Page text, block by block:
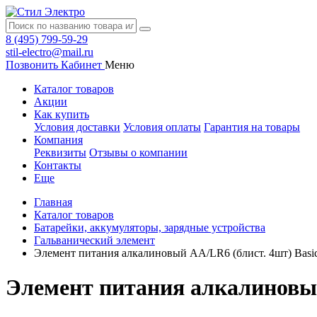
8 (495) 799-59-29
stil-electro@mail.ru
Позвонить Кабинет Меню
Каталог товаров
Акции
Как купить
Условия доставки Условия оплаты Гарантия на товары
Компания
Реквизиты Отзывы о компании
Контакты
Еще
Главная
Каталог товаров
Батарейки, аккумуляторы, зарядные устройства
Гальванический элемент
Элемент питания алкалиновый AA/LR6 (блист. 4шт)
Элемент питания